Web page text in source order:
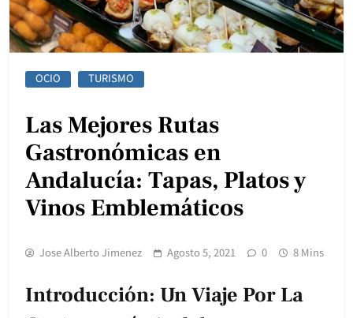
OCIO TURISMO
Las Mejores Rutas
Gastronómicas en
Andalucía: Tapas, Platos y
Vinos Emblemáticos
Jose Alberto Jimenez Agosto 5, 2021 0 8 Mins
Introducción: Un Viaje Por La